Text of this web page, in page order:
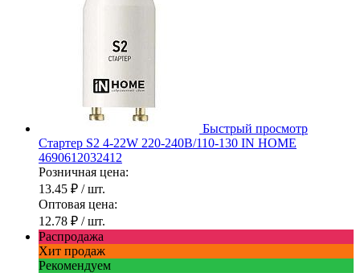
Быстрый просмотр
Стартер S2 4-22W 220-240В/110-130 IN HOME
4690612032412
Розничная цена:
13.45 ₽ / шт.
Оптовая цена:
12.78 ₽ / шт.
Распродажа
Хит продаж
Рекомендуем